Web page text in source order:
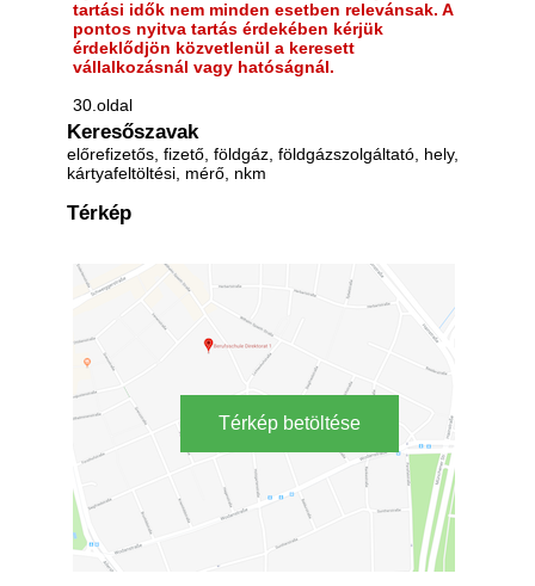
tartási idők nem minden esetben relevánsak. A
pontos nyitva tartás érdekében kérjük
érdeklődjön közvetlenül a keresett
vállalkozásnál vagy hatóságnál.
30.oldal
Keresőszavak
előrefizetős, fizető, földgáz, földgázszolgáltató, hely,
kártyafeltöltési, mérő, nkm
Térkép
Térkép betöltése